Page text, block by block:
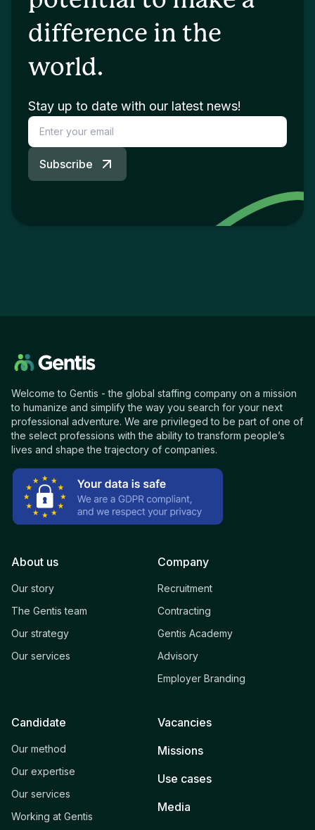
difference in the
world.
Stay up to date with our latest news!
Subscribe
Welcome to Gentis - the global staffing company on a mission
to humanize and simplify the way you search for your next
professional adventure. We are privileged to be part of one of
the select professions with the ability to transform people’s
lives and shape the trajectory of companies.
About us
Our story
The Gentis team
Our strategy
Our services
Company
Recruitment
Contracting
Gentis Academy
Advisory
Employer Branding
Candidate
Our method
Our expertise
Our services
Working at Gentis
Vacancies
Missions
Use cases
Media